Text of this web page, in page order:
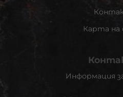
Карта на
Информация